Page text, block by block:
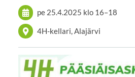
pe 25.4.2025 klo 16–18
4H-kellari, Alajärvi